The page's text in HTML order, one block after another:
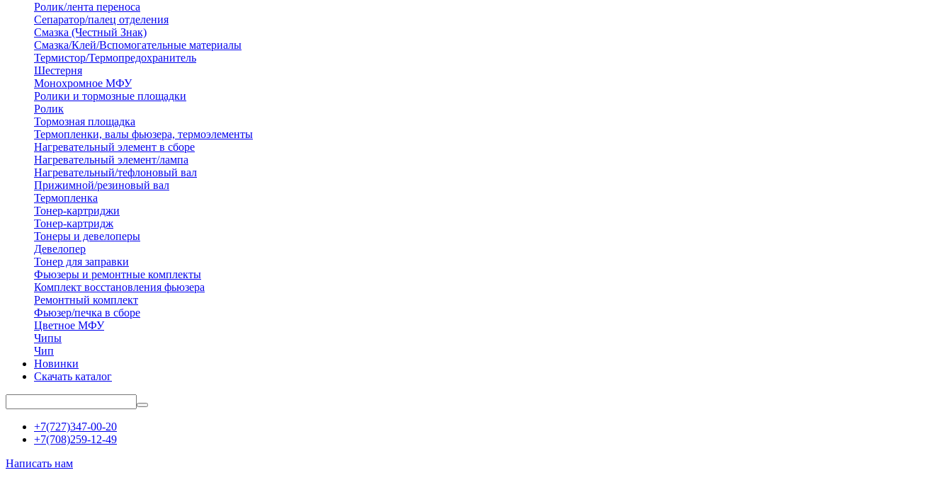
Ролик/лента переноса
Сепаратор/палец отделения
Смазка (Честный Знак)
Смазка/Клей/Вспомогательные материалы
Термистор/Термопредохранитель
Шестерня
Монохромное МФУ
Ролики и тормозные площадки
Ролик
Тормозная площадка
Термопленки, валы фьюзера, термоэлементы
Нагревательный элемент в сборе
Нагревательный элемент/лампа
Нагревательный/тефлоновый вал
Прижимной/резиновый вал
Термопленка
Тонер-картриджи
Тонер-картридж
Тонеры и девелоперы
Девелопер
Тонер для заправки
Фьюзеры и ремонтные комплекты
Комплект восстановления фьюзера
Ремонтный комплект
Фьюзер/печка в сборе
Цветное МФУ
Чипы
Чип
Новинки
Скачать каталог
+7(727)347-00-20
+7(708)259-12-49
Написать нам